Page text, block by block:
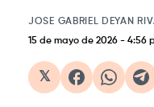
JOSE GABRIEL DEYAN
15 de mayo de 2026 - 4:56
𝕏